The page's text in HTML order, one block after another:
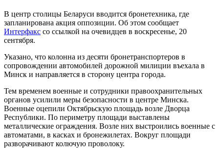
В центр столицы Беларуси вводится бронетехника, где
запланирована акция оппозиции. Об этом сообщает
Интерфакс со ссылкой на очевидцев в воскресенье, 20
сентября.
Указано, что колонна из десяти бронетранспортеров в
сопровождении автомобилей дорожной милиции въехала в
Минск и направляется в сторону центра города.
Тем временем военные и сотрудники правоохранительных
органов усилили меры безопасности в центре Минска.
Военные оцепили Октябрьскую площадь возле Дворца
Республики. По периметру площади выставлены
металлические ограждения. Возле них выстроились военные с
автоматами, в касках и бронежилетах. Вокруг площади
разворачивают колючую проволоку.